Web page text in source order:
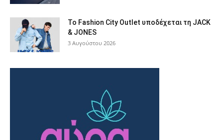
Το Fashion City Outlet υποδέχεται τη JACK
& JONES
3 Αυγούστου 2026